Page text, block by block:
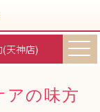
アの味方
(天神店)